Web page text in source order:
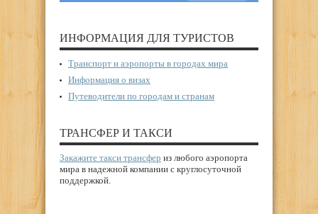
ИНФОРМАЦИЯ ДЛЯ ТУРИСТОВ
Транспорт и аэропорты в городах мира
Информация о визах
Путеводители по городам и странам
ТРАНСФЕР И ТАКСИ
Закажите такси трансфер из любого аэропорта
мира в надежной компании с круглосуточной
поддержкой.